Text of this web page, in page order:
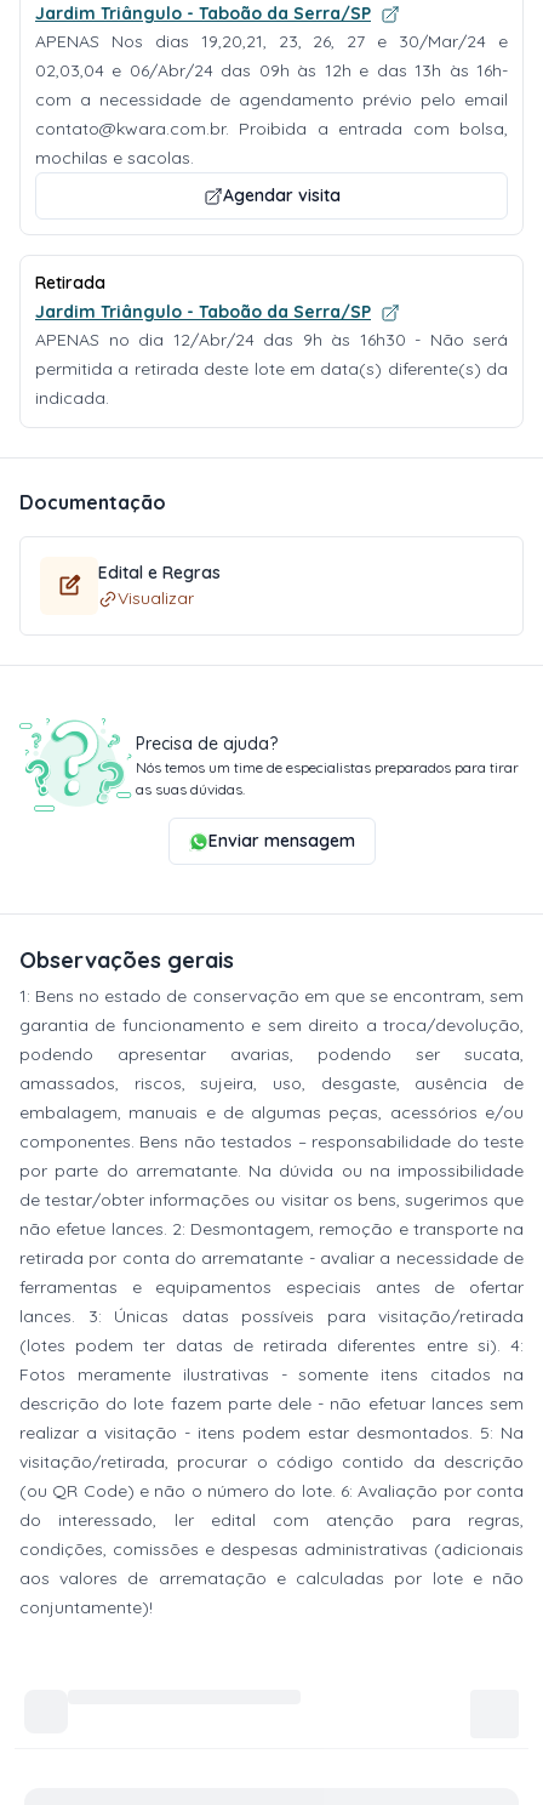
Jardim Triângulo - Taboão da Serra/SP
APENAS Nos dias 19,20,21, 23, 26, 27 e 30/Mar/24 e
02,03,04 e 06/Abr/24 das 09h às 12h e das 13h às 16h-
com a necessidade de agendamento prévio pelo email
contato@kwara.com.br. Proibida a entrada com bolsa,
mochilas e sacolas.
Agendar visita
Retirada
Jardim Triângulo - Taboão da Serra/SP
APENAS no dia 12/Abr/24 das 9h às 16h30 - Não será
permitida a retirada deste lote em data(s) diferente(s) da
indicada.
Documentação
Edital e Regras
Visualizar
Precisa de ajuda?
Nós temos um time de especialistas preparados para tirar
as suas dúvidas.
Enviar mensagem
Observações gerais
1: Bens no estado de conservação em que se encontram, sem
garantia de funcionamento e sem direito a troca/devolução,
podendo apresentar avarias, podendo ser sucata,
amassados, riscos, sujeira, uso, desgaste, ausência de
embalagem, manuais e de algumas peças, acessórios e/ou
componentes. Bens não testados – responsabilidade do teste
por parte do arrematante. Na dúvida ou na impossibilidade
de testar/obter informações ou visitar os bens, sugerimos que
não efetue lances. 2: Desmontagem, remoção e transporte na
retirada por conta do arrematante - avaliar a necessidade de
ferramentas e equipamentos especiais antes de ofertar
lances. 3: Únicas datas possíveis para visitação/retirada
(lotes podem ter datas de retirada diferentes entre si). 4:
Fotos meramente ilustrativas - somente itens citados na
descrição do lote fazem parte dele - não efetuar lances sem
realizar a visitação - itens podem estar desmontados. 5: Na
visitação/retirada, procurar o código contido da descrição
(ou QR Code) e não o número do lote. 6: Avaliação por conta
do interessado, ler edital com atenção para regras,
condições, comissões e despesas administrativas (adicionais
aos valores de arrematação e calculadas por lote e não
conjuntamente)!